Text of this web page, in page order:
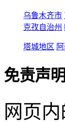
乌鲁木齐市
克孜自治州
塔城地区
免责声明
网页